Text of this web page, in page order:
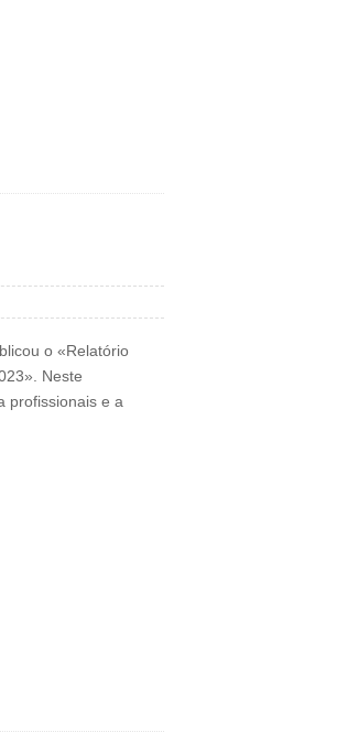
o «Relatório
Neste
profissionais e a